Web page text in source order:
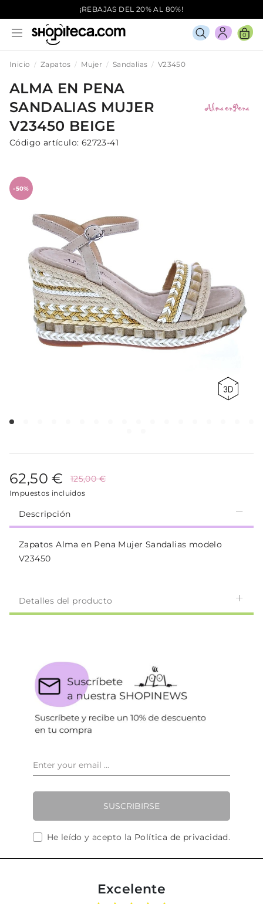
¡REBAJAS DEL 20% AL 80%!
0
Inicio Zapatos Mujer Sandalias V23450
ALMA EN PENA
SANDALIAS MUJER
V23450 BEIGE
Código artículo: 62723-41
-50%
62,50 € 125,00 €
Impuestos incluidos
Descripción
Zapatos Alma en Pena Mujer Sandalias modelo
V23450
Detalles del producto
SUSCRIBIRSE
He leído y acepto la Política de privacidad.
Excelente